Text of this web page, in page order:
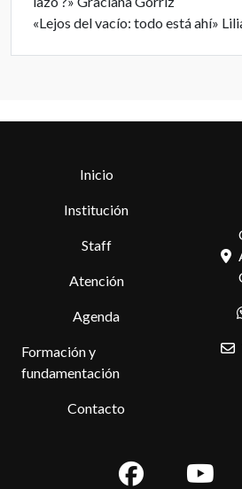
«Lejos del vacío: todo está ahí»
Inicio
Institución
Staff
Atención
Agenda
Formación y
fundamentación
Contacto